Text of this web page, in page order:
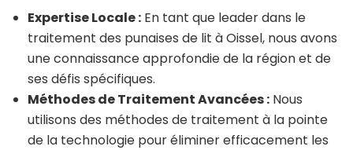
Expertise Locale : En tant que leader dans le
traitement des punaises de lit à Oissel, nous avons
une connaissance approfondie de la région et de
ses défis spécifiques.
Méthodes de Traitement Avancées : Nous
utilisons des méthodes de traitement à la pointe
de la technologie pour éliminer efficacement les